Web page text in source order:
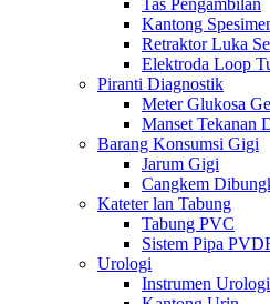
Tas Pengambilan
Kantong
Retraktor Luka
Elektroda Loop
Piranti Diagnostik
Meter Glukosa
Manset Tekanan
Barang Konsumsi Gigi
Jarum Gigi
Cangkem
Kateter lan Tabung
Tabung PVC
Sistem Pipa
Urologi
Instrumen Urologi